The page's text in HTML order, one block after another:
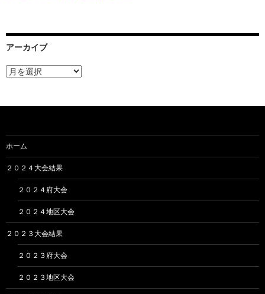
アーカイブ
ア
ー
ホーム
２０２４大会結果
２０２４府大会
２０２４地区大会
２０２３大会結果
２０２３府大会
２０２３地区大会